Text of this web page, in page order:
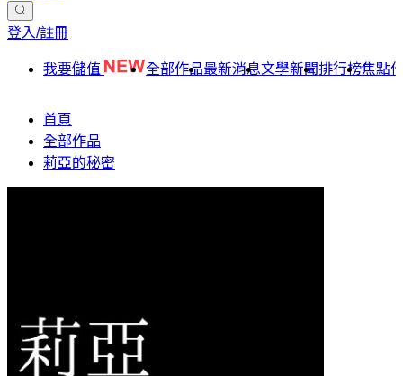
登入/註冊
我要儲值 全部作品最新消息文學新聞排行榜焦點
首頁
全部作品
莉亞的秘密